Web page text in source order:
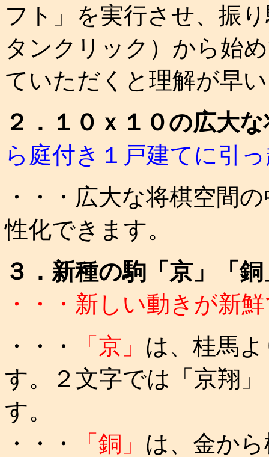
フト」を実行させ、振
タンクリック）から始
ていただくと理解が早
２．１０ｘ１０の広大
ら庭付き１戸建てに引
・・・広大な将棋空間
性化できます。
３．新種の駒「京」「
・・・新しい動きが新
・・・
「京」 は、桂馬
す。２文字では「京翔
す。
・・・
「銅」 は、金か